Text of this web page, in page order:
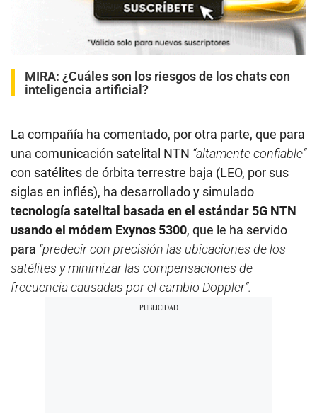
MIRA: ¿Cuáles son los riesgos de los chats con
inteligencia artificial?
La compañía ha comentado, por otra parte, que para
una comunicación satelital NTN “altamente confiable”
con satélites de órbita terrestre baja (LEO, por sus
siglas en inflés), ha desarrollado y simulado
tecnología satelital basada en el estándar 5G NTN
usando el módem Exynos 5300, que le ha servido
para “predecir con precisión las ubicaciones de los
satélites y minimizar las compensaciones de
frecuencia causadas por el cambio Doppler”.